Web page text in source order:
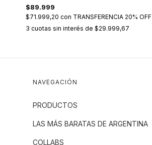
$89.999
$71.999,20 con TRANSFERENCIA 20% OFF
3 cuotas sin interés de $29.999,67
NAVEGACIÓN
PRODUCTOS
LAS MÁS BARATAS DE ARGENTINA
COLLABS